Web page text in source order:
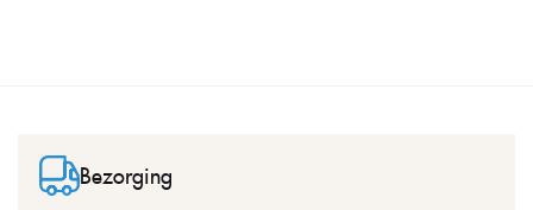
Bezorging